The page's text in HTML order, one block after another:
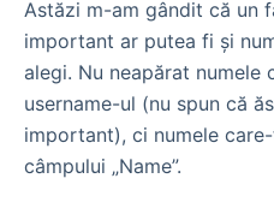
Astăzi m-am gândit că un
important ar putea fi şi
alegi. Nu neapărat numele
username-ul (nu spun că
important), ci numele
câmpului „Name”.